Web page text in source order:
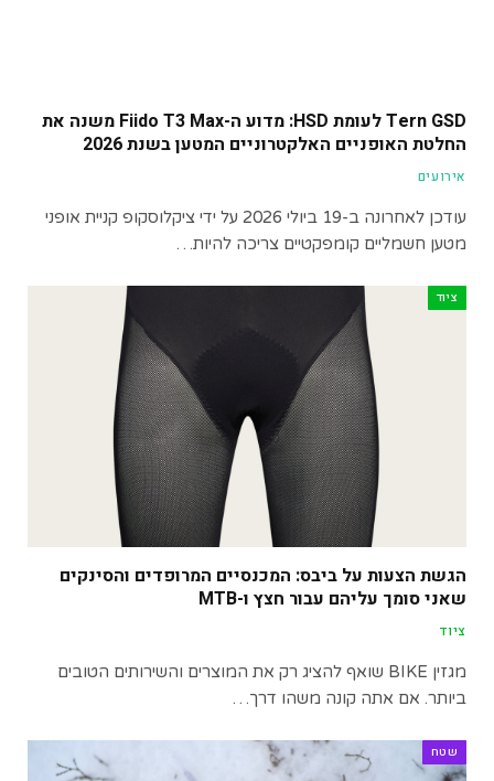
Tern GSD לעומת HSD: מדוע ה-Fiido T3 Max משנה את
החלטת האופניים האלקטרוניים המטען בשנת 2026
אירועים
עודכן לאחרונה ב-19 ביולי 2026 על ידי ציקלוסקופ קניית אופני
מטען חשמליים קומפקטיים צריכה להיות…
ציוד
הגשת הצעות על ביבס: המכנסיים המרופדים והסינקים
שאני סומך עליהם עבור חצץ ו-MTB
ציוד
מגזין BIKE שואף להציג רק את המוצרים והשירותים הטובים
ביותר. אם אתה קונה משהו דרך…
שטח